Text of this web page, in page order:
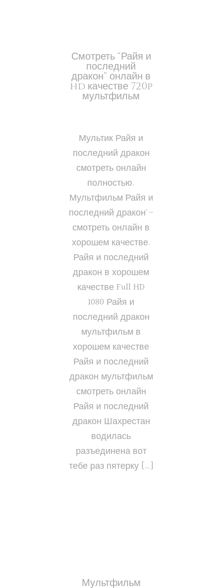
Смотреть “Райя и
последний
дракон” онлайн в
hd качестве 720p
мультфильм
Мультик Райя и
последний дракон
смотреть онлайн
полностью.
Мультфильм `Райя и
последний дракон` –
смотреть онлайн в
хорошем качестве.
Райя и последний
дракон в хорошем
качестве Full HD
1080 Райя и
последний дракон
мультфильм в
хорошем качестве
Райя и последний
дракон мультфильм
смотреть онлайн
Райя и последний
дракон Шахрестан
водилась
разъединена вот
тебе раз пятерку […]
Мультфильм